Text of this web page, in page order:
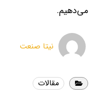
می‌دهیم.
نیتا صنعت
مقالات